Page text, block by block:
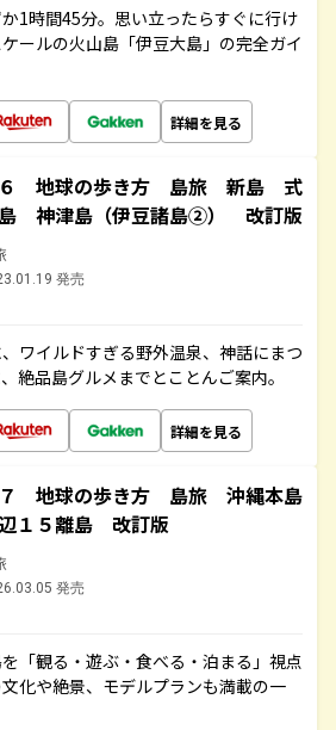
1時間45分。思い立ったらすぐに行け
ールの火山島「伊豆大島」の完全ガイ
詳細を見る
地球の歩き方 島旅 新島 式
神津島（伊豆諸島②） 改訂版
発売
ワイルドすぎる野外温泉、神話にまつ
絶品島グルメまでとことんご案内。
詳細を見る
地球の歩き方 島旅 沖縄本島
１５離島 改訂版
発売
「観る・遊ぶ・食べる・泊まる」視点
化や絶景、モデルプランも満載の一